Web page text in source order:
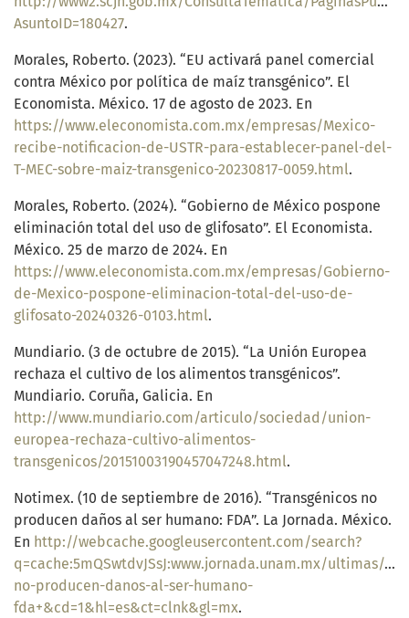
AsuntoID=180427.
Morales, Roberto. (2023). “EU activará panel comercial
contra México por política de maíz transgénico”. El
Economista. México. 17 de agosto de 2023. En
https://www.eleconomista.com.mx/empresas/Mexico-
recibe-notificacion-de-USTR-para-establecer-panel-del-
T-MEC-sobre-maiz-transgenico-20230817-0059.html.
Morales, Roberto. (2024). “Gobierno de México pospone
eliminación total del uso de glifosato”. El Economista.
México. 25 de marzo de 2024. En
https://www.eleconomista.com.mx/empresas/Gobierno-
de-Mexico-pospone-eliminacion-total-del-uso-de-
glifosato-20240326-0103.html.
Mundiario. (3 de octubre de 2015). “La Unión Europea
rechaza el cultivo de los alimentos transgénicos”.
Mundiario. Coruña, Galicia. En
http://www.mundiario.com/articulo/sociedad/union-
europea-rechaza-cultivo-alimentos-
transgenicos/20151003190457047248.html.
Notimex. (10 de septiembre de 2016). “Transgénicos no
producen daños al ser humano: FDA”. La Jornada. México.
En http://webcache.googleusercontent.com/search?
q=cache:5mQSwtdvJSsJ:www.jornada.unam.mx/ultimas/
no-producen-danos-al-ser-humano-
fda+&cd=1&hl=es&ct=clnk&gl=mx.